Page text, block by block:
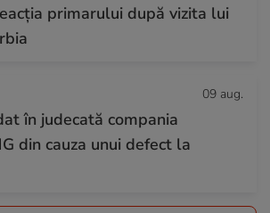
primarului după vizita lui
09 aug.
în judecată compania
din cauza unui defect la